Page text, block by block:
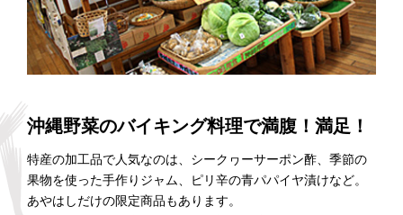
沖縄野菜のバイキング料理で満腹！満足！
特産の加工品で人気なのは、シークヮーサーポン酢、季節の
果物を使った手作りジャム、ピリ辛の青パパイヤ漬けなど。
あやはしだけの限定商品もあります。